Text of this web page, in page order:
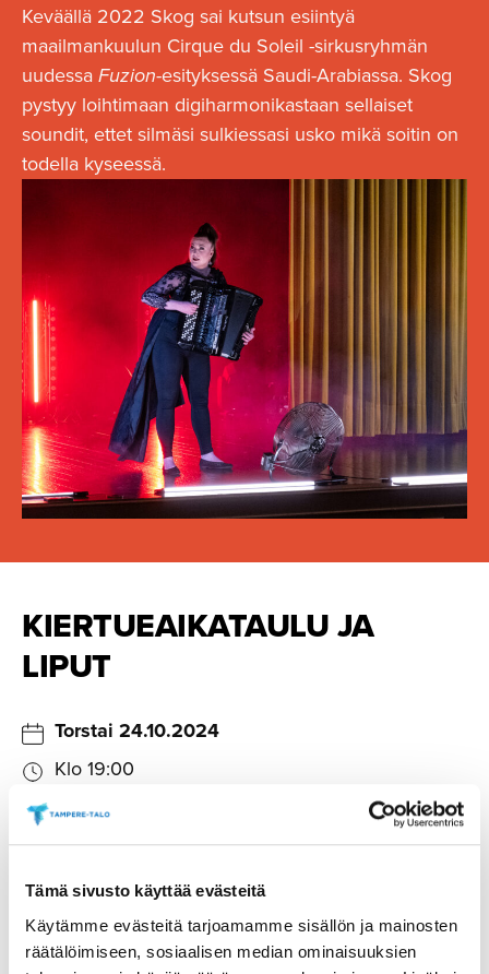
Tämä sivusto käyttää evästeitä
Käytämme evästeitä tarjoamamme sisällön ja mainosten
räätälöimiseen, sosiaalisen median ominaisuuksien
Keväällä 2022 Skog sai kutsun esiintyä
maailmankuulun Cirque du Soleil -sirkusryhmän
uudessaFuzion-esityksessä Saudi-Arabiassa. Skog
pystyy loihtimaan digiharmonikastaan sellaiset
soundit, ettet silmäsi sulkiessasi usko mikä soitin on
todella kyseessä.
KIERTUEAI­KA­TAULU JA
LIPUT
Torstai 24.10.2024
Klo 19:00
Hyvinkääsali, Hyvinkää
Sunnuntai 27.10.2024